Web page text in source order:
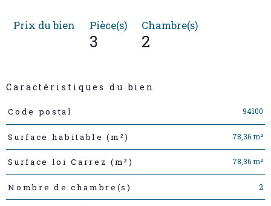
Prix du bien Pièce(s)
3
Chambre(s)
2
Caractéristiques du bien
Caractéristiques Valeurs
Code postal 94100
Surface habitable (m²) 78,36 m²
Surface loi Carrez (m²) 78,36 m²
Nombre de chambre(s) 2